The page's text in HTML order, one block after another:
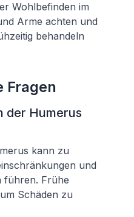
Wohlbefinden im
Arme achten und
behandeln
Fragen
der Humerus
kann zu
und
führen. Frühe
Schäden zu